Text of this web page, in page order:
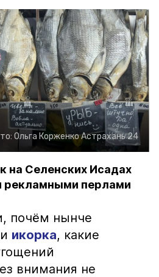
Ольга КорженкоАстрахань 24
на Селенских Исадах
рекламными перлами
почём нынче
и икорка, какие
внимания не